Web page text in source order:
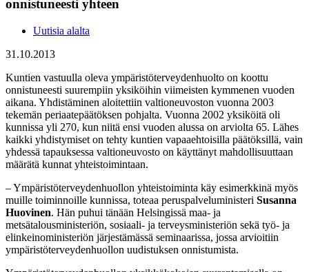
onnistuneesti yhteen
Uutisia alalta
31.10.2013
Kuntien vastuulla oleva ympäristöterveydenhuolto on koottu
onnistuneesti suurempiin yksiköihin viimeisten kymmenen vuoden
aikana. Yhdistäminen aloitettiin valtioneuvoston vuonna 2003
tekemän periaatepäätöksen pohjalta. Vuonna 2002 yksiköitä oli
kunnissa yli 270, kun niitä ensi vuoden alussa on arviolta 65. Lähes
kaikki yhdistymiset on tehty kuntien vapaaehtoisilla päätöksillä, vain
yhdessä tapauksessa valtioneuvosto on käyttänyt mahdollisuuttaan
määrätä kunnat yhteistoimintaan.
– Ympäristöterveydenhuollon yhteistoiminta käy esimerkkinä myös
muille toiminnoille kunnissa, toteaa peruspalveluministeri Susanna
Huovinen. Hän puhui tänään Helsingissä maa- ja
metsätalousministeriön, sosiaali- ja terveysministeriön sekä työ- ja
elinkeinoministeriön järjestämässä seminaarissa, jossa arvioitiin
ympäristöterveydenhuollon uudistuksen onnistumista.